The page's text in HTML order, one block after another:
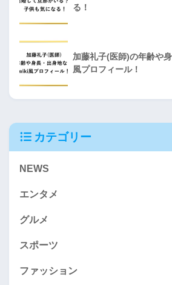
る！
加藤礼子(医師)の年齢や
風プロフィール！
カテゴリー
NEWS
エンタメ
グルメ
スポーツ
ファッション